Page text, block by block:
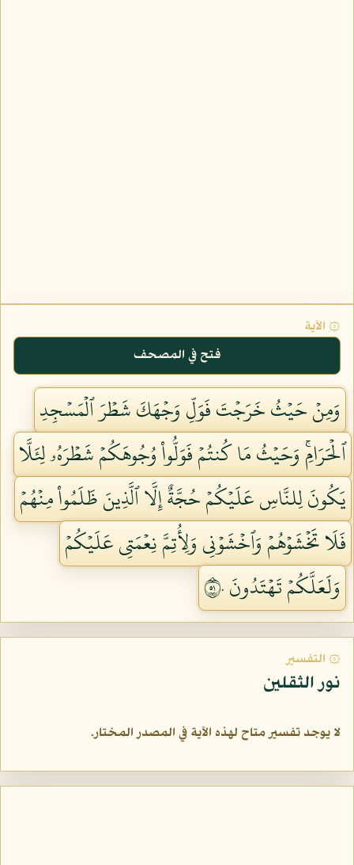
۞ الآية
فتح في المصحف
وَمِنۡ حَيۡثُ خَرَجۡتَ فَوَلِّ وَجۡهَكَ شَطۡرَ ٱلۡمَسۡجِدِ
ٱلۡحَرَامِۚ وَحَيۡثُ مَا كُنتُمۡ فَوَلُّواْ وُجُوهَكُمۡ شَطۡرَهُۥ لِئَلَّا
يَكُونَ لِلنَّاسِ عَلَيۡكُمۡ حُجَّةٌ إِلَّا ٱلَّذِينَ ظَلَمُواْ مِنۡهُمۡ
فَلَا تَخۡشَوۡهُمۡ وَٱخۡشَوۡنِي وَلِأُتِمَّ نِعۡمَتِي عَلَيۡكُمۡ
وَلَعَلَّكُمۡ تَهۡتَدُونَ ١٥٠
۞ التفسير
نور الثقلين
لا يوجد تفسير متاح لهذه الآية في المصدر المختار.